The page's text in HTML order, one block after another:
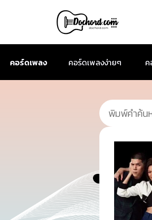
คอร์ดเพลง คอร์ดเพลงง่ายๆ ค